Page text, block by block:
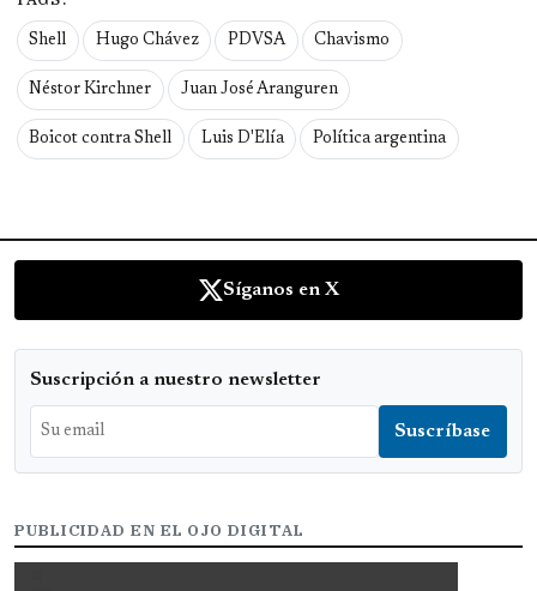
Shell Hugo Chávez PDVSA Chavismo
Néstor Kirchner Juan José Aranguren
Boicot contra Shell Luis D'Elía Política argentina
Síganos en X
Suscripción a nuestro newsletter
PUBLICIDAD EN EL OJO DIGITAL